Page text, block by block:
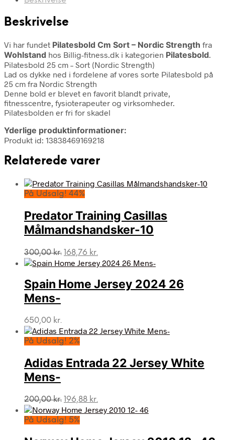
Beskrivelse
Vi har fundet Pilatesbold Cm Sort – Nordic Strength fra
Wohlstand hos Billig-fitness.dk i kategorien Pilatesbold.
Pilatesbold 25 cm – Sort (Nordic Strength)
Lad os dykke ned i fordelene af vores sorte Pilatesbold på
25 cm fra Nordic Strength
Denne bold er blevet en favorit blandt private,
fitnesscentre, fysioterapeuter og virksomheder.
Pilatesbolden er fri for skadel
Yderlige produktinformationer:
Produkt id: 13838469169218
Relaterede varer
På Udsalg! 44%
Predator Training Casillas
Målmandshandsker-10
300,00kr. Den
oprindelige
var:
300,00 kr..
168,76 kr.
aktuelle
er:
168,76 kr..
Spain Home Jersey 2024 26
Mens-
650,00 kr.
På Udsalg! 2%
Adidas Entrada 22 Jersey White
Mens-
200,00kr. Den
oprindelige
pris
196,88 kr.
aktuelle
På Udsalg! 5%